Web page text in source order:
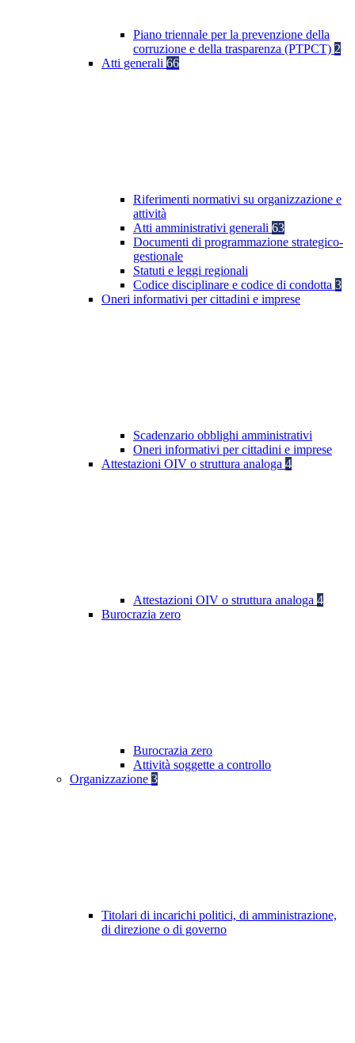
Piano triennale per la prevenzione della
corruzione e della trasparenza (PTPCT) 2
Atti generali 66
Riferimenti normativi su organizzazione e
attività
Atti amministrativi generali 63
Documenti di programmazione strategico-
gestionale
Statuti e leggi regionali
Codice disciplinare e codice di condotta 3
Oneri informativi per cittadini e imprese
Scadenzario obblighi amministrativi
Oneri informativi per cittadini e imprese
Attestazioni OIV o struttura analoga 4
Attestazioni OIV o struttura analoga 4
Burocrazia zero
Burocrazia zero
Attività soggette a controllo
Organizzazione 3
Titolari di incarichi politici, di amministrazione,
di direzione o di governo